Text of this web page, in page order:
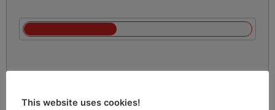
This website uses cookies!